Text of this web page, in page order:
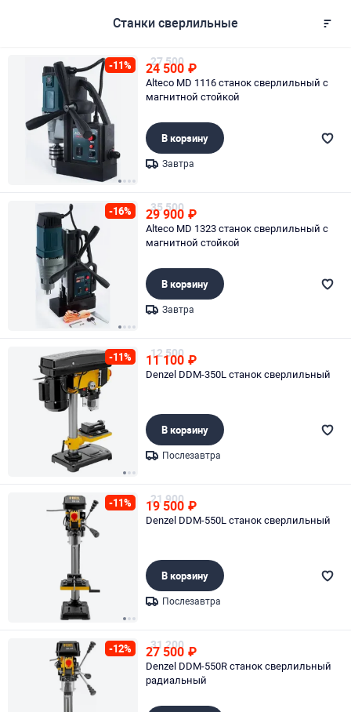
Станки сверлильные
-11% 27 500
24 500 ₽
Alteco MD 1116 станок сверлильный с
магнитной стойкой
В корзину
Завтра
-16% 35 500
29 900 ₽
Alteco MD 1323 станок сверлильный с
магнитной стойкой
В корзину
Завтра
-11% 12 500
11 100 ₽
Denzel DDM-350L станок сверлильный
В корзину
Послезавтра
-11% 21 900
19 500 ₽
Denzel DDM-550L станок сверлильный
В корзину
Послезавтра
-12% 31 200
27 500 ₽
Denzel DDM-550R станок сверлильный
радиальный